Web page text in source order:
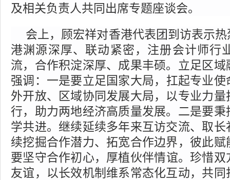
及相关负责人共同出席专题座谈会。
会上，顾宏祥对香港代表团到访表示
港渊源深厚、联动紧密，注册会计师行
流，合作积淀深厚、成果丰硕。立足区
强调 ： 一是要立足国家大局，扛起专业
外开放、区域协同发展大局，以专业力
行，助力两地经济高质量发展。二是要秉
学共进。继续延续多年来互访交流、取
续挖掘合作潜力、拓宽合作边界，彼此
要坚守合作初心，厚植伙伴情谊。珍惜
友谊，以长效机制维系常态化互动，共